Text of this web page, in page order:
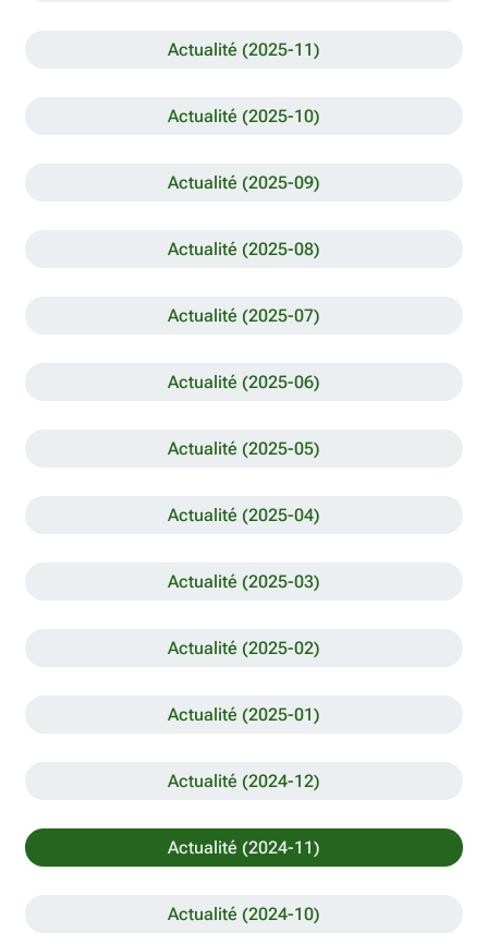
Actualité (2025-11)
Actualité (2025-10)
Actualité (2025-09)
Actualité (2025-08)
Actualité (2025-07)
Actualité (2025-06)
Actualité (2025-05)
Actualité (2025-04)
Actualité (2025-03)
Actualité (2025-02)
Actualité (2025-01)
Actualité (2024-12)
Actualité (2024-11)
Actualité (2024-10)